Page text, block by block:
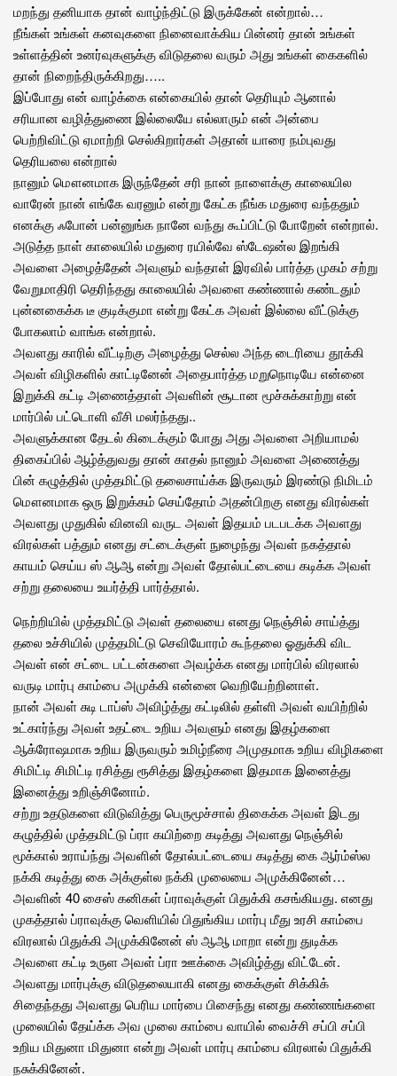
மறந்து தனியாக தான் வாழ்ந்திட்டு இருக்கேன் என்றால்…
நீங்கள் உங்கள் கனவுகளை நினைவாக்கிய பின்னர் தான் உங்கள்
உள்ளத்தின் உனர்வுகளுக்கு விடுதலை வரும் அது உங்கள் கைகளில்
தான் நிறைந்திருக்கிறது…..
இப்போது என் வாழ்க்கை என்கையில் தான் தெரியும் ஆனால்
சரியான வழித்துணை இல்லையே எல்லாரும் என் அன்பை
பெற்றிவிட்டு ஏமாற்றி செல்கிறார்கள் அதான் யாரை நம்புவது
தெரியலை என்றால்
நானும் மௌனமாக இருந்தேன் சரி நான் நாளைக்கு காலையில
வாரேன் நான் எங்கே வரனும் என்று கேட்க நீங்க மதுரை வந்ததும்
எனக்கு ஃபோன் பன்னுங்க நானே வந்து கூப்பிட்டு போறேன் என்றால்.
அடுத்த நாள் காலையில் மதுரை ரயில்வே ஸ்டேஷன்ல இறங்கி
அவளை அழைத்தேன் அவளும் வந்தாள் இரவில் பார்த்த முகம் சற்று
வேறுமாதிரி தெரிந்தது காலையில் அவளை கண்ணால் கண்டதும்
புன்னகைக்க டீ குடிக்குமா என்று கேட்க அவள் இல்லை வீட்டுக்கு
போகலாம் வாங்க என்றால்.
அவளது காரில் வீட்டிற்கு அழைத்து செல்ல அந்த டைரியை தூக்கி
அவள் விழிகளில் காட்டினேன் அதைபார்த்த மறுநொடியே என்னை
இறுக்கி கட்டி அணைத்தாள் அவளின் சூடான மூச்சுக்காற்று என்
மார்பில் பட்டொளி வீசி மலர்ந்தது..
அவளுக்கான தேடல் கிடைக்கும் போது அது அவளை அறியாமல்
திகைப்பில் ஆழ்த்துவது தான் காதல் நானும் அவளை அணைத்து
பின் கழுத்தில் முத்தமிட்டு தலைசாய்க்க இருவரும் இரண்டு நிமிடம்
மௌனமாக ஒரு இறுக்கம் செய்தோம் அதன்பிறகு எனது விரல்கள்
அவளது முதுகில் வினவி வருட அவள் இதயம் படபடக்க அவளது
விரல்கள் பத்தும் எனது சட்டைக்குள் நுழைந்து அவள் நகத்தால்
காயம் செய்ய ஸ் ஆஆ என்று அவள் தோல்பட்டையை கடிக்க அவள்
சற்று தலையை உயர்த்தி பார்த்தால்.
நெற்றியில் முத்தமிட்டு அவள் தலையை எனது நெஞ்சில் சாய்த்து
தலை உச்சியில் முத்தமிட்டு செவியோரம் கூந்தலை ஓதுக்கி விட
அவள் என் சட்டை பட்டன்களை அவழ்க்க எனது மார்பில் விரலால்
வருடி மார்பு காம்பை அமுக்கி என்னை வெறியேற்றினாள்.
நான் அவள் சுடி டாப்ஸ் அவிழ்த்து கட்டிலில் தள்ளி அவள் வயிற்றில்
உட்கார்ந்து அவள் உதட்டை உறிய அவளும் எனது இதழ்களை
ஆக்ரோஷமாக உறிய இருவரும் உமிழ்நீரை அமுதமாக உறிய விழிகளை
சிமிட்டி சிமிட்டி ரசித்து ரூசித்து இதழ்களை இதமாக இனைத்து
இனைத்து உறிஞ்சினோம்.
சற்று உதடுகளை விடுவித்து பெருமூச்சால் திகைக்க அவள் இடது
கழுத்தில் முத்தமிட்டு ப்ரா கயிற்றை கடித்து அவளது நெஞ்சில்
மூக்கால் உராய்ந்து அவளின் தோல்பட்டையை கடித்து கை ஆர்ம்ஸ்ல
நக்கி கடித்து கை அக்குள்ல நக்கி முலையை அமுக்கினேன்…
அவளின் 40 சைஸ் கனிகள் ப்ராவுக்குள் பிதுக்கி கசங்கியது. எனது
முகத்தால் ப்ராவுக்கு வெளியில் பிதுங்கிய மார்பு மீது உரசி காம்பை
விரலால் பிதுக்கி அமுக்கினேன் ஸ் ஆஆ மாறா என்று துடிக்க
அவளை கட்டி உருள அவள் ப்ரா ஊக்கை அவிழ்த்து விட்டேன்.
அவளது மார்புக்கு விடுதலையாகி எனது கைக்குள் சிக்கிக்
சிதைந்தது அவளது பெரிய மார்பை பிசைந்து எனது கண்ணங்களை
முலையில் தேய்க்க அவ முலை காம்பை வாயில் வைச்சி சப்பி சப்பி
உறிய மிதுனா மிதுனா என்று அவள் மார்பு காம்பை விரலால் பிதுக்கி
நசுக்கினேன்.